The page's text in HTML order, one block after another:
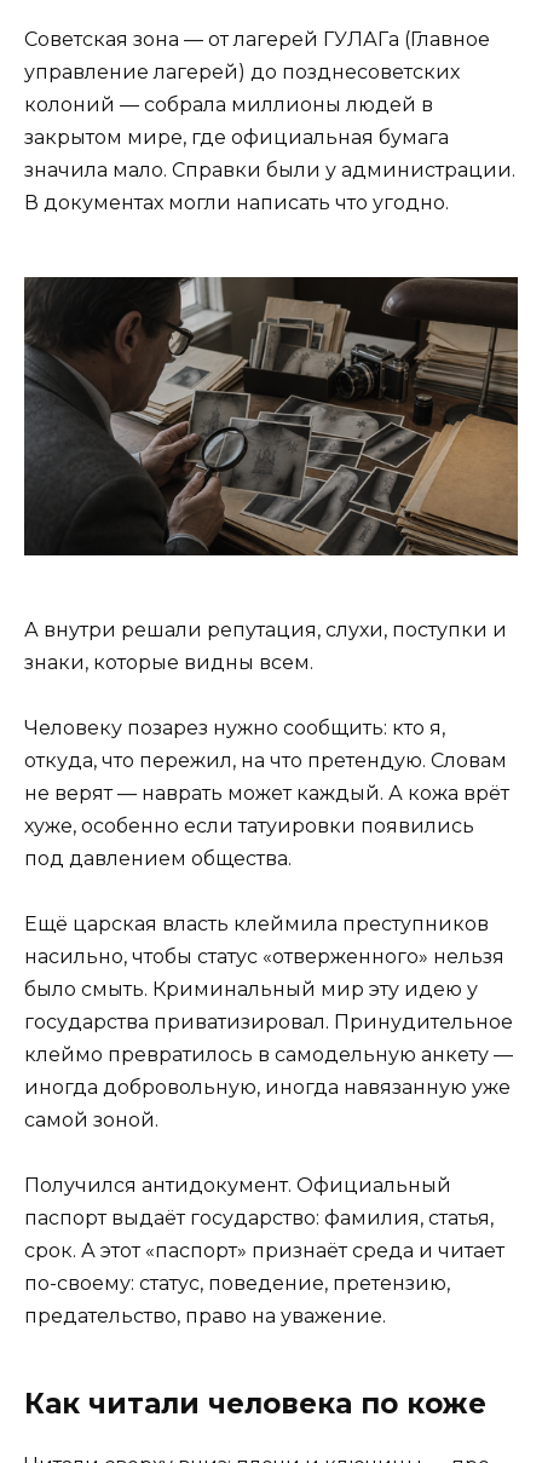
Советская зона — от лагерей ГУЛАГа (Главное
управление лагерей) до позднесоветских
колоний — собрала миллионы людей в
закрытом мире, где официальная бумага
значила мало. Справки были у администрации.
В документах могли написать что угодно.
А внутри решали репутация, слухи, поступки и
знаки, которые видны всем.
Человеку позарез нужно сообщить: кто я,
откуда, что пережил, на что претендую. Словам
не верят — наврать может каждый. А кожа врёт
хуже, особенно если татуировки появились
под давлением общества.
Ещё царская власть клеймила преступников
насильно, чтобы статус «отверженного» нельзя
было смыть. Криминальный мир эту идею у
государства приватизировал. Принудительное
клеймо превратилось в самодельную анкету —
иногда добровольную, иногда навязанную уже
самой зоной.
Получился антидокумент. Официальный
паспорт выдаёт государство: фамилия, статья,
срок. А этот «паспорт» признаёт среда и читает
по-своему: статус, поведение, претензию,
предательство, право на уважение.
Как читали человека по коже